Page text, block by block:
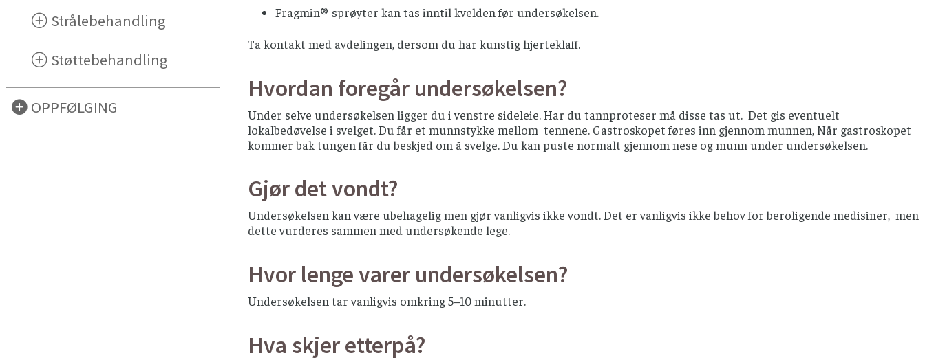
Strålebehandling
Støttebehandling
OPPFØLGING
Fragmin® sprøyter kan tas inntil kvelden før undersøkelsen.
Ta kontakt med avdelingen, dersom du har kunstig hjerteklaff.
Hvordan foregår undersøkelsen?
Under selve undersøkelsen ligger du i venstre sideleie. Har du tannproteser må disse tas ut. Det gis eventuelt
lokalbedøvelse i svelget. Du får et munnstykke mellom tennene. Gastroskopet føres inn gjennom munnen, Når gastroskopet
kommer bak tungen får du beskjed om å svelge. Du kan puste normalt gjennom nese og munn under undersøkelsen.
Gjør det vondt?
Undersøkelsen kan være ubehagelig men gjør vanligvis ikke vondt. Det er vanligvis ikke behov for beroligende medisiner, men
dette vurderes sammen med undersøkende lege.
Hvor lenge varer undersøkelsen?
Undersøkelsen tar vanligvis omkring 5–10 minutter.
Hva skjer etterpå?